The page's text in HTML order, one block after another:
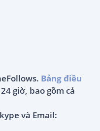
Bảng điều
giờ, bao gồm cả
và Email: